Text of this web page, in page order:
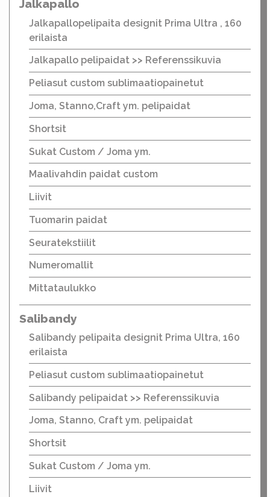
Jalkapallo
Jalkapallopelipaita designit Prima Ultra , 160
erilaista
Jalkapallo pelipaidat >> Referenssikuvia
Peliasut custom sublimaatiopainetut
Joma, Stanno,Craft ym. pelipaidat
Shortsit
Sukat Custom / Joma ym.
Maalivahdin paidat custom
Liivit
Tuomarin paidat
Seuratekstiilit
Numeromallit
Mittataulukko
Salibandy
Salibandy pelipaita designit Prima Ultra, 160
erilaista
Peliasut custom sublimaatiopainetut
Salibandy pelipaidat >> Referenssikuvia
Joma, Stanno, Craft ym. pelipaidat
Shortsit
Sukat Custom / Joma ym.
Liivit